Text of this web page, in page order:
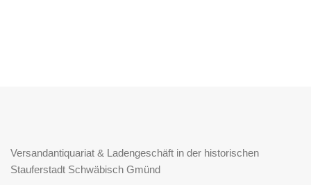
Versandantiquariat & Ladengeschäft in der historischen
Stauferstadt Schwäbisch Gmünd